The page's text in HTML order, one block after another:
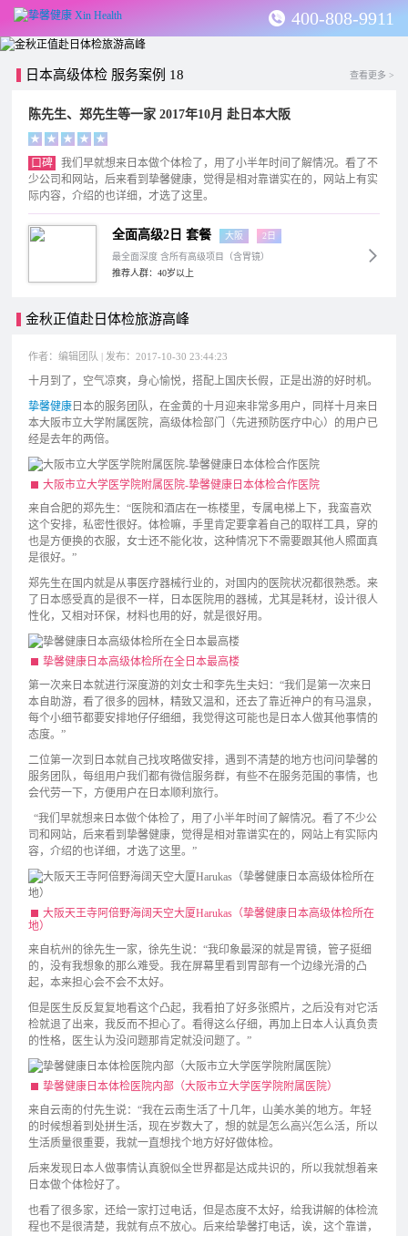
400-808-9911
日本高级体检 服务案例 18 查看更多 >
陈先生、郑先生等一家 2017年10月 赴日本大阪
★ ★ ★ ★ ★
口碑
我们早就想来日本做个体检了，用了小半年时间了解情况。看了不
少公司和网站，后来看到挚馨健康，觉得是相对靠谱实在的，网站上有实
际内容，介绍的也详细，才选了这里。
全面高级2日 套餐 大阪 2日
最全面深度 含所有高级项目（含胃镜）
推荐人群：40岁以上
金秋正值赴日体检旅游高峰
作者：编辑团队 | 发布：2017-10-30 23:44:23
十月到了，空气凉爽，身心愉悦，搭配上国庆长假，正是出游的好时机。
挚馨健康 日本的服务团队，在金黄的十月迎来非常多用户，同样十月来日
本大阪市立大学附属医院，高级体检部门（先进预防医疗中心）的用户已
经是去年的两倍。
大阪市立大学医学院附属医院-挚馨健康日本体检合作医院
来自合肥的郑先生：“医院和酒店在一栋楼里，专属电梯上下，我蛮喜欢
这个安排，私密性很好。体检嘛，手里肯定要拿着自己的取样工具，穿的
也是方便换的衣服，女士还不能化妆，这种情况下不需要跟其他人照面真
是很好。”
郑先生在国内就是从事医疗器械行业的，对国内的医院状况都很熟悉。来
了日本感受真的是很不一样，日本医院用的器械，尤其是耗材，设计很人
性化，又相对环保，材料也用的好，就是很好用。
挚馨健康日本高级体检所在全日本最高楼
第一次来日本就进行深度游的刘女士和李先生夫妇：“我们是第一次来日
本自助游，看了很多的园林，精致又温和，还去了靠近神户的有马温泉，
每个小细节都要安排地仔仔细细，我觉得这可能也是日本人做其他事情的
态度。”
二位第一次到日本就自己找攻略做安排，遇到不清楚的地方也问问挚馨的
服务团队，每组用户我们都有微信服务群，有些不在服务范围的事情，也
会代劳一下，方便用户在日本顺利旅行。
“我们早就想来日本做个体检了，用了小半年时间了解情况。看了不少公
司和网站，后来看到挚馨健康，觉得是相对靠谱实在的，网站上有实际内
容，介绍的也详细，才选了这里。”
大阪天王寺阿倍野海阔天空大厦Harukas（挚馨健康日本高级体检所在
地）
来自杭州的徐先生一家，徐先生说：“我印象最深的就是胃镜，管子挺细
的，没有我想象的那么难受。我在屏幕里看到胃部有一个边缘光滑的凸
起，本来担心会不会不太好。
但是医生反反复复地看这个凸起，我看拍了好多张照片，之后没有对它活
检就退了出来，我反而不担心了。看得这么仔细，再加上日本人认真负责
的性格，医生认为没问题那肯定就没问题了。”
挚馨健康日本体检医院内部（大阪市立大学医学院附属医院）
来自云南的付先生说：“我在云南生活了十几年，山美水美的地方。年轻
的时候想着到处拼生活，现在岁数大了，想的就是怎么高兴怎么活，所以
生活质量很重要，我就一直想找个地方好好做体检。
后来发现日本人做事情认真貌似全世界都是达成共识的，所以我就想着来
日本做个体检好了。
也看了很多家，还给一家打过电话，但是态度不太好，给我讲解的体检流
程也不是很清楚，我就有点不放心。后来给挚馨打电话，诶，这个靠谱，